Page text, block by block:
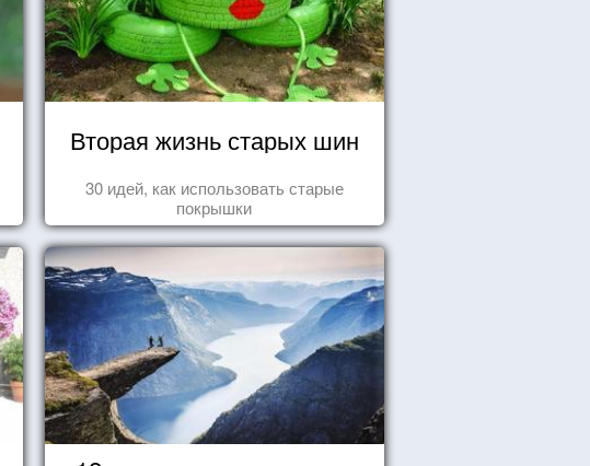
Вторая жизнь старых шин
30 идей, как использовать старые
покрышки